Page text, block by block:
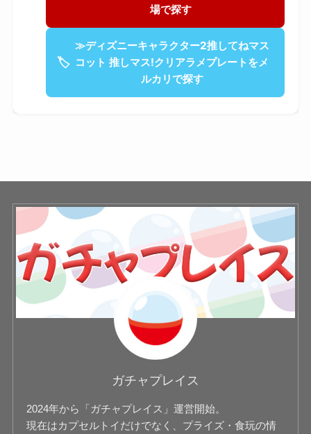
場で探す
🏷
≫ディズニーキャラクター2推してねマス
コット 推しマス!クリアラメプレートをメ
ルカリで探す
ガチャプレイス
2024年から「ガチャプレイス」運営開始。
現在はカプセルトイだけでなく、プライズ・食玩の情